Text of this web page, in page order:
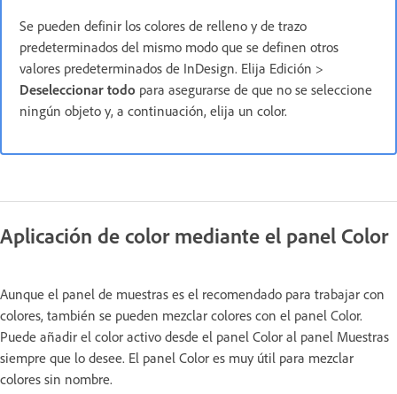
Se pueden definir los colores de relleno y de trazo
predeterminados del mismo modo que se definen otros
valores predeterminados de InDesign. Elija Edición >
Deseleccionar todo para asegurarse de que no se seleccione
ningún objeto y, a continuación, elija un color.
Aplicación de color mediante el panel Color
Aunque el panel de muestras es el recomendado para trabajar con
colores, también se pueden mezclar colores con el panel Color.
Puede añadir el color activo desde el panel Color al panel Muestras
siempre que lo desee. El panel Color es muy útil para mezclar
colores sin nombre.